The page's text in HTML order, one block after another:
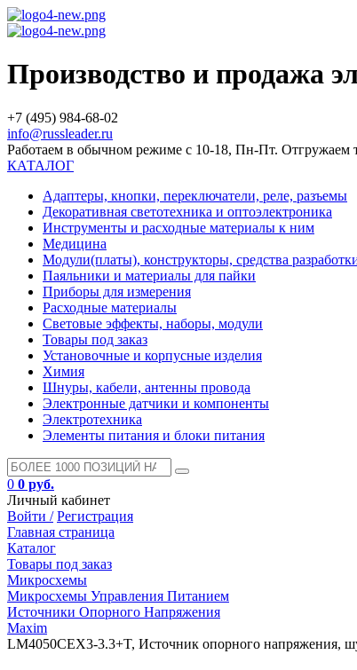
Производство и продажа
+7 (495) 984-68-02
info@russleader.ru
Работаем в обычном режиме с 10-18, Пн-Пт. Отгружаем
КАТАЛОГ
Адаптеры, кнопки, переключатели, реле, разъемы
Декоративная светотехника и оптоэлектроника
Инструменты и расходные материалы к ним
Медицина
Модули(платы), конструкторы, средства
Паяльники и материалы для пайки
Приборы для измерения
Расходные материалы
Световые эффекты, наборы, модули
Товары под заказ
Установочные и корпусные изделия
Химия
Шнуры, кабели, антенны провода
Электронные датчики и компоненты
Электротехника
Элементы питания и блоки питания
0 0 руб.
Личный кабинет
Войти / Регистрация
Главная страница
Каталог
Товары под заказ
Микросхемы
Микросхемы Управления Питанием
Источники Опорного Напряжения
Maxim
LM4050CEX3-3.3+T, Источник опорного напряжения,